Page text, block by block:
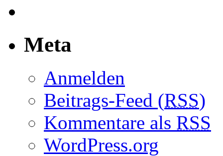
Meta
Anmelden
Beitrags-Feed (RSS)
Kommentare als RSS
WordPress.org